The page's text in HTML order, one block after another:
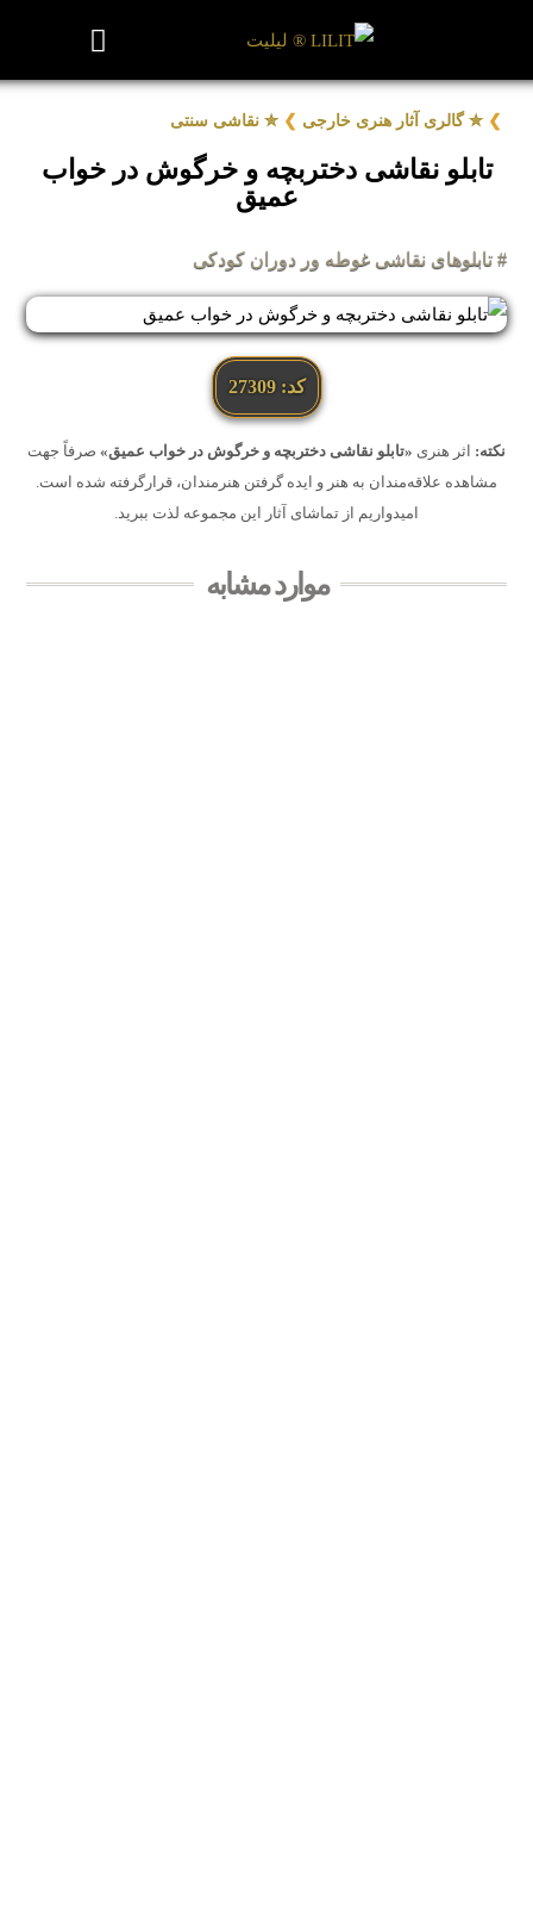
❯ ✮ گالری آثار هنری خارجی ❯ ✮ نقاشی سنتی
تابلو نقاشی دختربچه و خرگوش در خواب
عمیق
# تابلوهای نقاشی غوطه ور دوران کودکی
کد: 27309
نکته: اثر هنری «تابلو نقاشی دختربچه و خرگوش در خواب عمیق» صرفاً جهت
مشاهده علاقه‌مندان به هنر و ایده گرفتن هنرمندان، قرارگرفته شده است.
امیدواریم از تماشای آثار این مجموعه لذت ببرید.
موارد مشابه